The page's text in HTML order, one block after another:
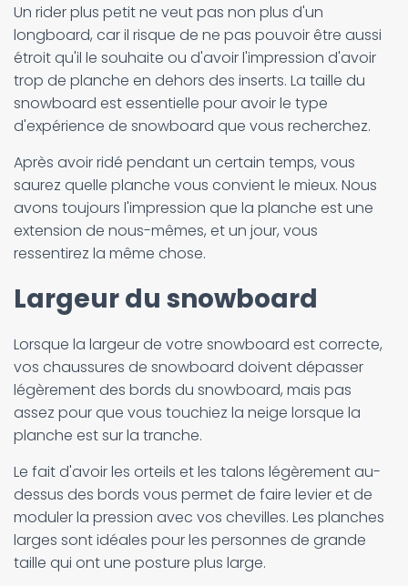
Un rider plus petit ne veut pas non plus d'un
longboard, car il risque de ne pas pouvoir être aussi
étroit qu'il le souhaite ou d'avoir l'impression d'avoir
trop de planche en dehors des inserts. La taille du
snowboard est essentielle pour avoir le type
d'expérience de snowboard que vous recherchez.
Après avoir ridé pendant un certain temps, vous
saurez quelle planche vous convient le mieux. Nous
avons toujours l'impression que la planche est une
extension de nous-mêmes, et un jour, vous
ressentirez la même chose.
Largeur du snowboard
Lorsque la largeur de votre snowboard est correcte,
vos chaussures de snowboard doivent dépasser
légèrement des bords du snowboard, mais pas
assez pour que vous touchiez la neige lorsque la
planche est sur la tranche.
Le fait d'avoir les orteils et les talons légèrement au-
dessus des bords vous permet de faire levier et de
moduler la pression avec vos chevilles. Les planches
larges sont idéales pour les personnes de grande
taille qui ont une posture plus large.